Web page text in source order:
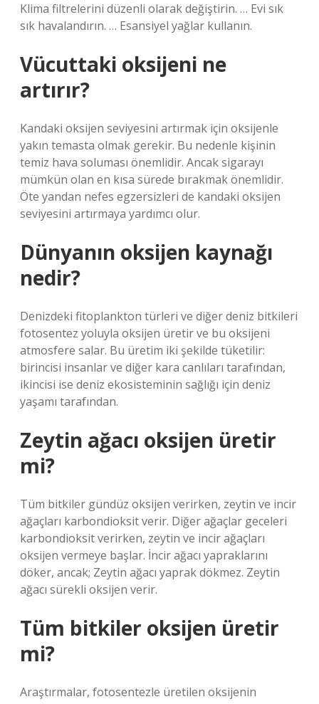
Klima filtrelerini düzenli olarak değiştirin. … Evi sık
sık havalandırın. … Esansiyel yağlar kullanın.
Vücuttaki oksijeni ne
artırır?
Kandaki oksijen seviyesini artırmak için oksijenle
yakın temasta olmak gerekir. Bu nedenle kişinin
temiz hava soluması önemlidir. Ancak sigarayı
mümkün olan en kısa sürede bırakmak önemlidir.
Öte yandan nefes egzersizleri de kandaki oksijen
seviyesini artırmaya yardımcı olur.
Dünyanın oksijen kaynağı
nedir?
Denizdeki fitoplankton türleri ve diğer deniz bitkileri
fotosentez yoluyla oksijen üretir ve bu oksijeni
atmosfere salar. Bu üretim iki şekilde tüketilir:
birincisi insanlar ve diğer kara canlıları tarafından,
ikincisi ise deniz ekosisteminin sağlığı için deniz
yaşamı tarafından.
Zeytin ağacı oksijen üretir
mi?
Tüm bitkiler gündüz oksijen verirken, zeytin ve incir
ağaçları karbondioksit verir. Diğer ağaçlar geceleri
karbondioksit verirken, zeytin ve incir ağaçları
oksijen vermeye başlar. İncir ağacı yapraklarını
döker, ancak; Zeytin ağacı yaprak dökmez. Zeytin
ağacı sürekli oksijen verir.
Tüm bitkiler oksijen üretir
mi?
Araştırmalar, fotosentezle üretilen oksijenin